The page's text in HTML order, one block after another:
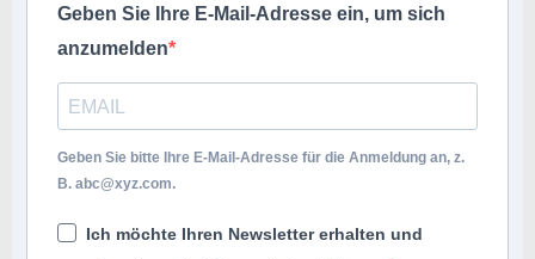
Geben Sie Ihre E-Mail-Adresse ein, um sich
anzumelden
Geben Sie bitte Ihre E-Mail-Adresse für die Anmeldung an, z.
B. abc@xyz.com.
Ich möchte Ihren Newsletter erhalten und